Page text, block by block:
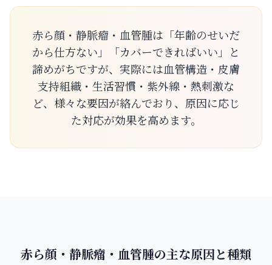
赤ら顔・静脈瘤・血管腫は「年齢のせいだ
から仕方ない」「カバーできればいい」と
諦めがちですが、実際には血管構造・皮膚
支持組織・生活習慣・紫外線・熱刺激な
ど、様々な要因が絡んでおり、原因に応じ
た対応が効果を高めます。
赤ら顔・静脈瘤・血管腫の主な原因と種類